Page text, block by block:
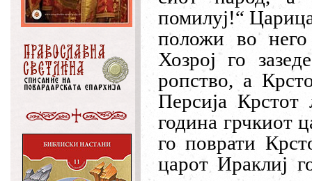
помилуј!“
положи во
Хозрој го
ропство, а
Персија
година грчкиот
го поврати
царот Ираклиј